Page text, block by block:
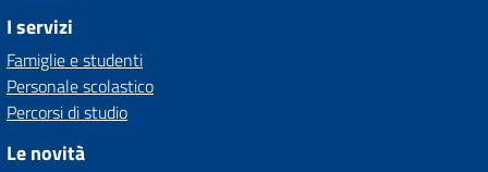
I servizi
Famiglie e studenti
Personale scolastico
Percorsi di studio
Le novità